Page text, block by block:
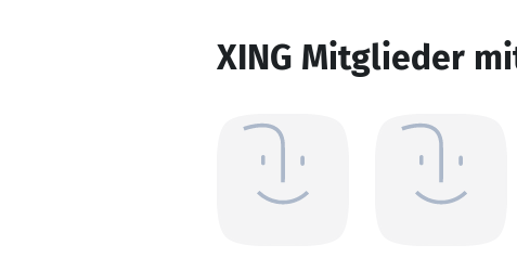
XING Mitglieder